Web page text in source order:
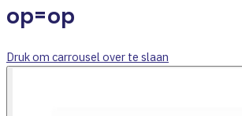
op=op
Druk om carrousel over te slaan